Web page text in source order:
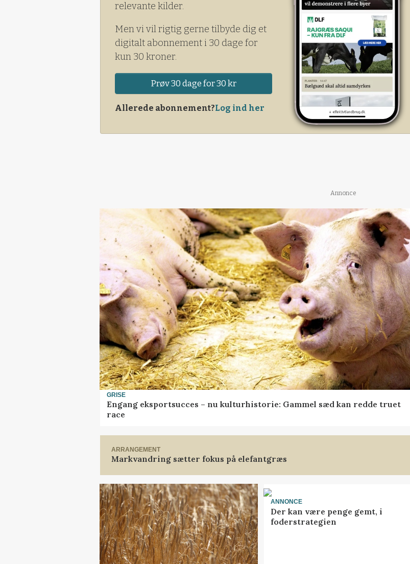
relevante kilder.
Men vi vil rigtig gerne tilbyde dig et
digitalt abonnement i 30 dage for
kun 30 kroner.
Prøv 30 dage for 30 kr
Allerede abonnement?Log ind her
Annonce
GRISE
Engang eksportsucces – nu kulturhistorie: Gammel sæd kan redde truet
race
ARRANGEMENT
Markvandring sætter fokus på elefantgræs
ANNONCE
Der kan være penge gemt, i
foderstrategien